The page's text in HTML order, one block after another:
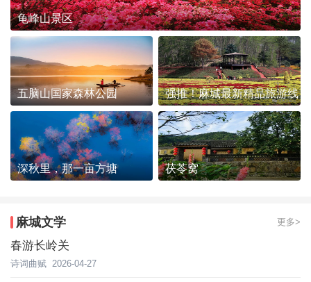
龟峰山景区
五脑山国家森林公园 强推！麻城最新精品旅游线
路发布~
深秋里，那一亩方塘 茯苓窝
麻城文学 更多>
春游长岭关
诗词曲赋 2026-04-27